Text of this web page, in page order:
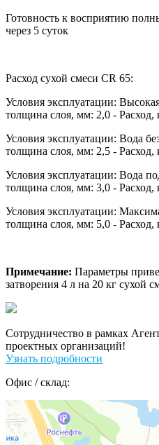
Готовность к восприятию
через 5 суток
Расход сухой смеси CR 65:
Условия эксплуатации:
толщина слоя, мм: 2,0 - Расход,
Условия эксплуатации: Вода
толщина слоя, мм: 2,5 - Расход,
Условия эксплуатации: Вода
толщина слоя, мм: 3,0 - Расход,
Условия эксплуатации:
толщина слоя, мм: 5,0 - Расход,
Примечание: Параметры
затворения 4 л на 20 кг сухой
Сотрудничество в рамках
проектных организаций!
Узнать подробности
Офис / склад: